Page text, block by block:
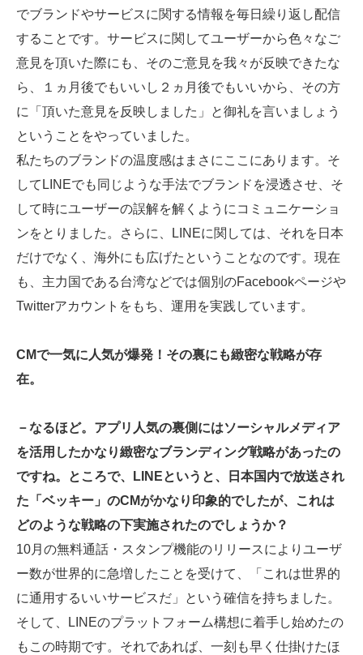
でブランドやサービスに関する情報を毎日繰り返し配信
することです。サービスに関してユーザーから色々なご
意見を頂いた際にも、そのご意見を我々が反映できたな
ら、１ヵ月後でもいいし２ヵ月後でもいいから、その方
に「頂いた意見を反映しました」と御礼を言いましょう
ということをやっていました。
私たちのブランドの温度感はまさにここにあります。そ
してLINEでも同じような手法でブランドを浸透させ、そ
して時にユーザーの誤解を解くようにコミュニケーショ
ンをとりました。さらに、LINEに関しては、それを日本
だけでなく、海外にも広げたということなのです。現在
も、主力国である台湾などでは個別のFacebookページや
Twitterアカウントをもち、運用を実践しています。
CMで一気に人気が爆発！その裏にも緻密な戦略が存
在。
－なるほど。アプリ人気の裏側にはソーシャルメディア
を活用したかなり緻密なブランディング戦略があったの
ですね。ところで、LINEというと、日本国内で放送され
た「ベッキー」のCMがかなり印象的でしたが、これは
どのような戦略の下実施されたのでしょうか？
10月の無料通話・スタンプ機能のリリースによりユーザ
ー数が世界的に急増したことを受けて、「これは世界的
に通用するいいサービスだ」という確信を持ちました。
そして、LINEのプラットフォーム構想に着手し始めたの
もこの時期です。それであれば、一刻も早く仕掛けたほ